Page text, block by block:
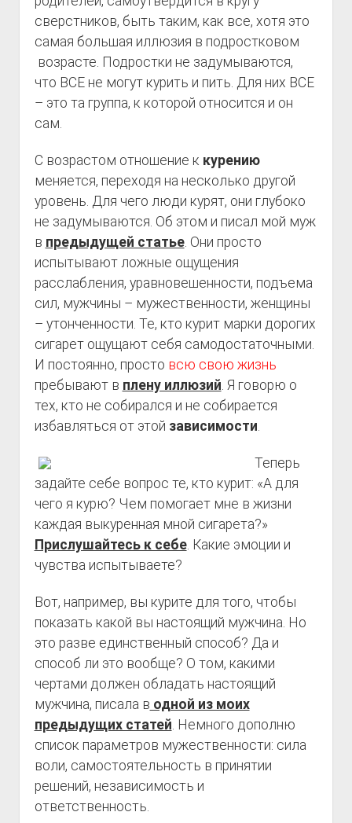
сверстников, быть таким, как все, хотя это
самая большая иллюзия в подростковом
возрасте. Подростки не задумываются,
что ВСЕ не могут курить и пить. Для них ВСЕ
– это та группа, к которой относится и он
сам.
С возрастом отношение к курению
меняется, переходя на несколько другой
уровень. Для чего люди курят, они глубоко
не задумываются. Об этом и писал мой муж
в предыдущей статье. Они просто
испытывают ложные ощущения
расслабления, уравновешенности, подъема
сил, мужчины – мужественности, женщины
– утонченности. Те, кто курит марки дорогих
сигарет ощущают себя самодостаточными.
И постоянно, просто всю свою жизнь
пребывают в плену иллюзий. Я говорю о
тех, кто не собирался и не собирается
избавляться от этой зависимости.
Теперь
задайте себе вопрос те, кто курит: «А для
чего я курю? Чем помогает мне в жизни
каждая выкуренная мной сигарета?»
Прислушайтесь к себе. Какие эмоции и
чувства испытываете?
Вот, например, вы курите для того, чтобы
показать какой вы настоящий мужчина. Но
это разве единственный способ? Да и
способ ли это вообще? О том, какими
чертами должен обладать настоящий
мужчина, писала в одной из моих
предыдущих статей. Немного дополню
список параметров мужественности: сила
воли, самостоятельность в принятии
решений, независимость и
ответственность.